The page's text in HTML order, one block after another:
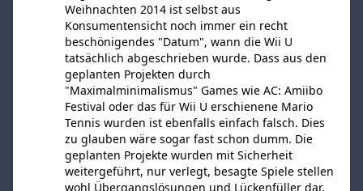
Weihnachten 2014 ist selbst aus
Konsumentensicht noch immer ein recht
beschönigendes "Datum", wann die Wii U
tatsächlich abgeschrieben wurde. Dass aus den
geplanten Projekten durch
"Maximalminimalismus" Games wie AC: Amiibo
Festival oder das für Wii U erschienene Mario
Tennis wurden ist ebenfalls einfach falsch. Dies
zu glauben wäre sogar fast schon dumm. Die
geplanten Projekte wurden mit Sicherheit
weitergeführt, nur verlegt, besagte Spiele stellen
wohl Übergangslösungen und Lückenfüller dar.